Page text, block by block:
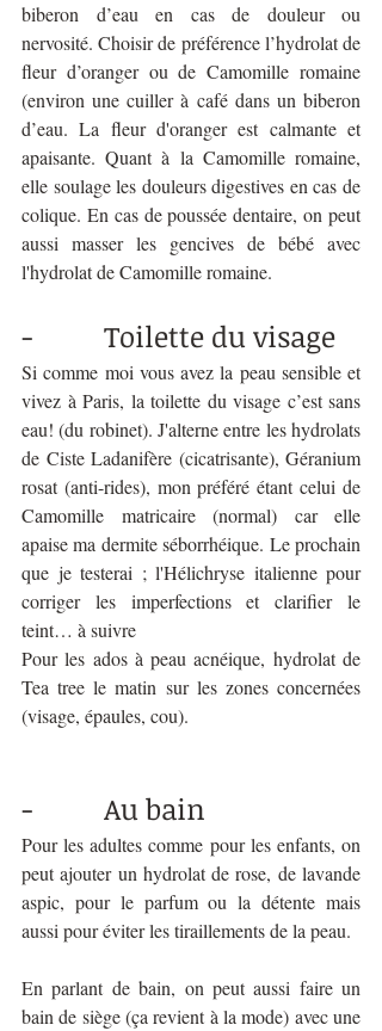
biberon d’eau en cas de douleur ou
nervosité. Choisir de préférence l’hydrolat de
fleur d’oranger ou de Camomille romaine
(environ une cuiller à café dans un biberon
d’eau. La fleur d'oranger est calmante et
apaisante. Quant à la Camomille romaine,
elle soulage les douleurs digestives en cas de
colique. En cas de poussée dentaire, on peut
aussi masser les gencives de bébé avec
l'hydrolat de Camomille romaine.
-          Toilette du visage
Si comme moi vous avez la peau sensible et
vivez à Paris, la toilette du visage c’est sans
eau! (du robinet). J'alterne entre les hydrolats
de Ciste Ladanifère (cicatrisante), Géranium
rosat (anti-rides), mon préféré étant celui de
Camomille matricaire (normal) car elle
apaise ma dermite séborrhéique. Le prochain
que je testerai ; l'Hélichryse italienne pour
corriger les imperfections et clarifier le
teint… à suivre
Pour les ados à peau acnéique, hydrolat de
Tea tree le matin sur les zones concernées
(visage, épaules, cou).
-          Au bain
Pour les adultes comme pour les enfants, on
peut ajouter un hydrolat de rose, de lavande
aspic, pour le parfum ou la détente mais
aussi pour éviter les tiraillements de la peau.
En parlant de bain, on peut aussi faire un
bain de siège (ça revient à la mode) avec une